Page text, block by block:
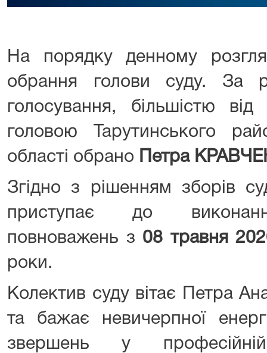
На порядку денному
обрання голови суду. За
голосування, більшістю від
головою Тарутинського
області обрано
Петра
Згідно з рішенням зборів
приступає до
повноважень з 08 травня
роки.
Колектив суду вітає Петра
та бажає невичерпної
звершень у